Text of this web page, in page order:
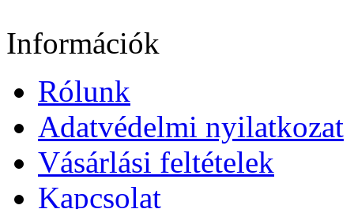
Információk
Rólunk
Adatvédelmi nyilatkozat
Vásárlási feltételek
Kapcsolat